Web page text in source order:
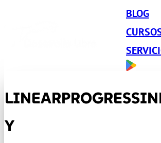
BLOG
Y